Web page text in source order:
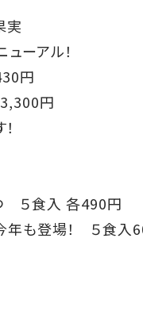
実
ーアル！
円
円
つ ５食入 各490円
今年も登場！ ５食入